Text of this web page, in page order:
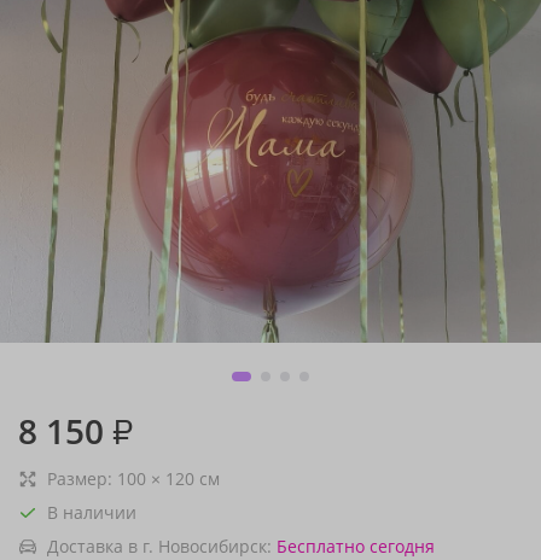
8 150 ₽
Размер: 100 × 120 см
В наличии
Доставка в г. Новосибирск: Бесплатно сегодня